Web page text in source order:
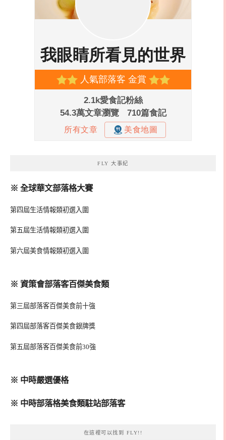
FLY 大事紀
※ 全球華文部落格大賽
第四屆生活情報類初選入圍
第五屆生活情報類初選入圍
第六屆美食情報類初選入圍
※ 資策會部落客百傑美食類
第三屆部落客百傑美食前十強
第四屆部落客百傑美食銀牌獎
第五屆部落客百傑美食前30強
※ 中時嚴選優格
※ 中時部落格美食類駐站部落客
在這裡可以找到 FLY!!